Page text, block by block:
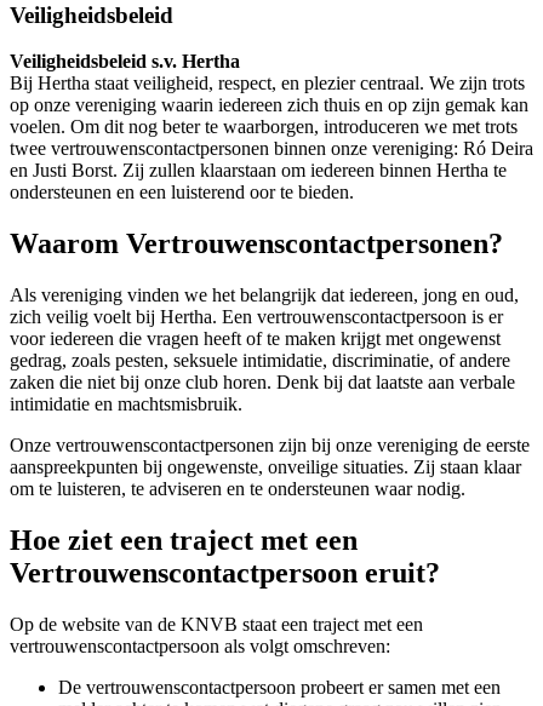
Veiligheidsbeleid
Veiligheidsbeleid s.v. Hertha
Bij Hertha staat veiligheid, respect, en plezier centraal. We zijn trots
op onze vereniging waarin iedereen zich thuis en op zijn gemak kan
voelen. Om dit nog beter te waarborgen, introduceren we met trots
twee vertrouwenscontactpersonen binnen onze vereniging: Ró Deira
en Justi Borst. Zij zullen klaarstaan om iedereen binnen Hertha te
ondersteunen en een luisterend oor te bieden.
Waarom Vertrouwenscontactpersonen?
Als vereniging vinden we het belangrijk dat iedereen, jong en oud,
zich veilig voelt bij Hertha. Een vertrouwenscontactpersoon is er
voor iedereen die vragen heeft of te maken krijgt met ongewenst
gedrag, zoals pesten, seksuele intimidatie, discriminatie, of andere
zaken die niet bij onze club horen. Denk bij dat laatste aan verbale
intimidatie en machtsmisbruik.
Onze vertrouwenscontactpersonen zijn bij onze vereniging de eerste
aanspreekpunten bij ongewenste, onveilige situaties. Zij staan klaar
om te luisteren, te adviseren en te ondersteunen waar nodig.
Hoe ziet een traject met een
Vertrouwenscontactpersoon eruit?
Op de website van de KNVB staat een traject met een
vertrouwenscontactpersoon als volgt omschreven:
De vertrouwenscontactpersoon probeert er samen met een